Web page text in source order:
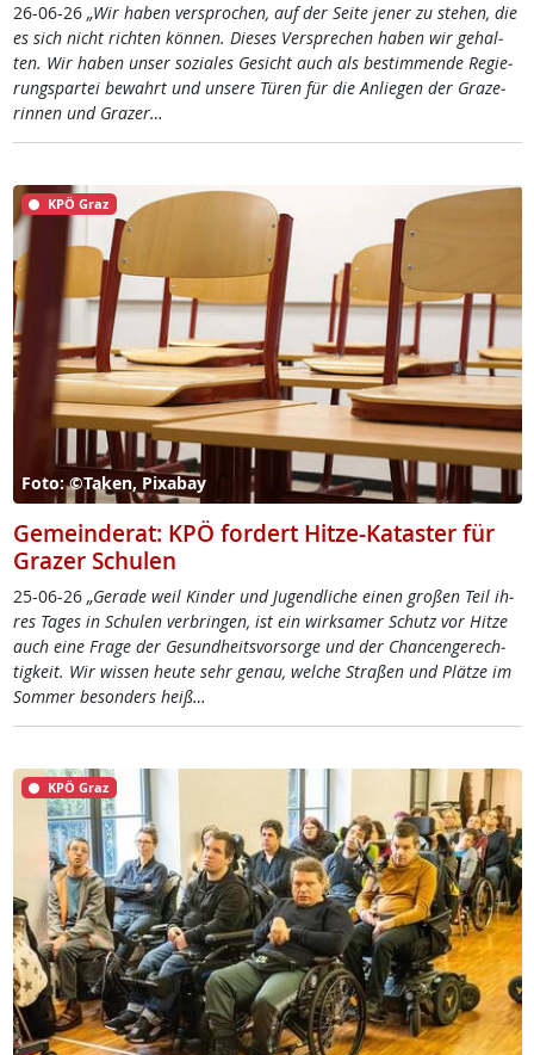
26-06-26 „Wir ha­ben ver­spro­chen, auf der Sei­te je­ner zu ste­hen, die
es sich nicht rich­ten kön­nen. Die­ses Ver­sp­re­chen ha­ben wir ge­hal­
ten. Wir ha­ben un­ser so­zia­les Ge­sicht auch als be­stim­men­de Re­gie­
rung­s­par­tei be­wahrt und un­se­re Tü­ren für die An­lie­gen der Gra­ze­
rin­nen und Gra­zer…
KPÖ Graz
Foto: ©Taken, Pixabay
Gemeinderat: KPÖ fordert Hitze-Kataster für
Grazer Schulen
25-06-26 „Ge­ra­de weil Kin­der und Ju­gend­li­che ei­nen gro­ßen Teil ih­
res Ta­ges in Schu­len ver­brin­gen, ist ein wirk­sa­mer Schutz vor Hit­ze
auch ei­ne Fra­ge der Ge­sund­heits­vor­sor­ge und der Chan­cen­ge­rech­
tig­keit. Wir wis­sen heu­te sehr ge­nau, wel­che Stra­ßen und Plät­ze im
Som­mer be­son­ders heiß…
KPÖ Graz